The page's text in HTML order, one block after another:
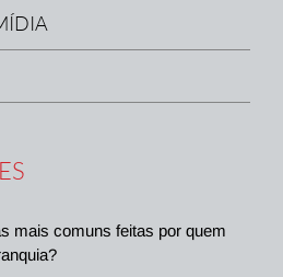
mais comuns feitas por quem